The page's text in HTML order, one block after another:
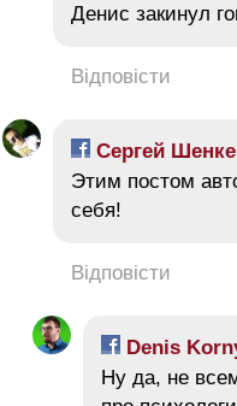
Денис закинул
Відповісти
Сергей
Этим постом
себя!
Відповісти
Denis
Ну да, не